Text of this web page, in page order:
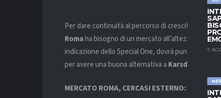
7
Per dare continuità al percorso di crescita iniziato
Romaha bisogno di un mercato all’altezza. Tanti i
indicazione dello Special One, dovrà puntellare.
per avere una buona alternativa a Karsdorp
MERCATO ROMA, CERCASI ESTERNO: